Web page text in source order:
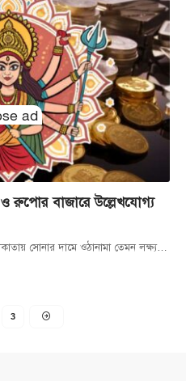
রুপোর বাজারে উল্লেখযোগ্য
সোনার দামে ওঠানামা তেমন লক্ষ্য…
3
ad